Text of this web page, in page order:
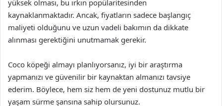
yüksek olması, bu ırkın popülaritesinden
kaynaklanmaktadır. Ancak, fiyatların sadece başlangıç
maliyeti olduğunu ve uzun vadeli bakımın da dikkate
alınması gerektiğini unutmamak gerekir.
Coco köpeği almayı planlıyorsanız, iyi bir araştırma
yapmanızı ve güvenilir bir kaynaktan almanızı tavsiye
ederim. Böylece, hem siz hem de yeni dostunuz mutlu bir
yaşam sürme şansına sahip olursunuz.